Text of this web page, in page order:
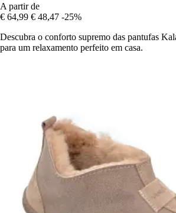
A partir de
€ 64,99 € 48,47 -25%
Descubra o conforto supremo das pantufas
para um relaxamento perfeito em casa.